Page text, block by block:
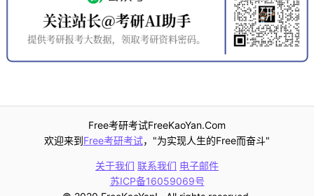
Free考研考试FreeKaoYan.Com
欢迎来到Free考研考试，"为实现人生的Free而奋斗"
关于我们 联系我们 电子邮件
苏ICP备16059069号